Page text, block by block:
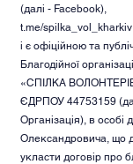
(далі - Facebook),
t.me/
і є офіційною та
Благодійної
«СПІЛКА
ЄДРПОУ 44753159
Організація), в
Олександровича, що
укласти договір про